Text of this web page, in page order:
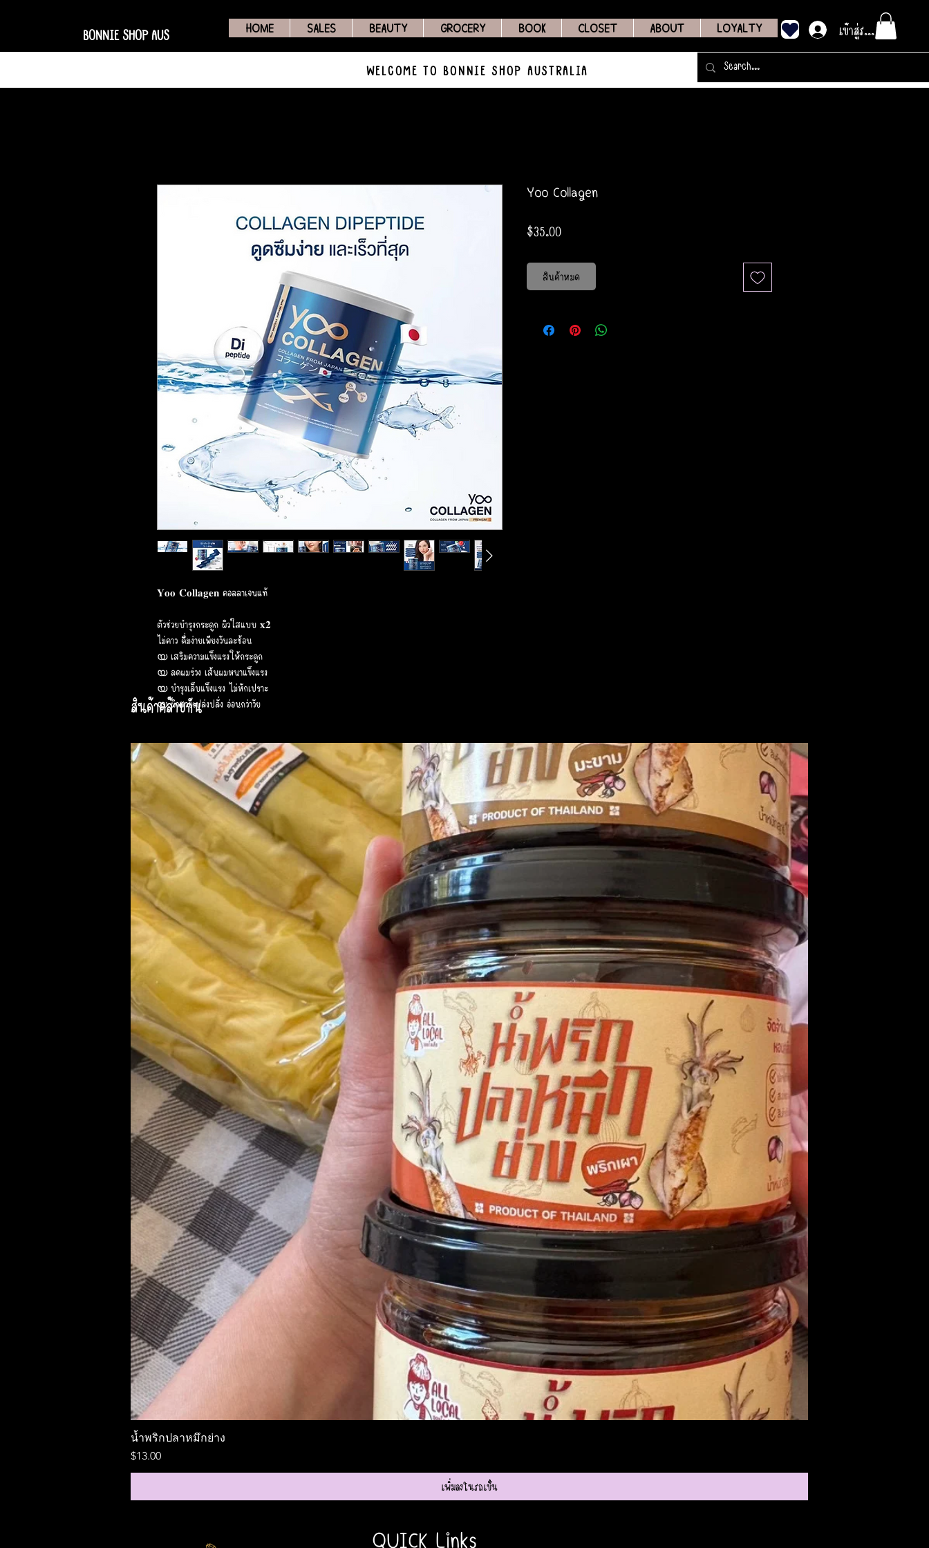
BONNIE SHOP AUS HOME SALES BEAUTY GROCERY BOOK CLOSET ABOUT LOYALTY เข้าสู่ระบบ
WELCOME TO BONNIE SHOP AUSTRALIA
𝐘𝐨𝐨 𝐂𝐨𝐥𝐥𝐚𝐠𝐞𝐧 คอลลาเจนแท้
ตัวช่วยบำรุงกระดูก ผิวใสแบบ 𝐱𝟐
ไม่คาว ดื่มง่ายเพียงวันละช้อน
യ เสริมความแข็งแรงให้กระดูก
യ ลดผมร่วง เส้นผมหนาแข็งแรง
യ บำรุงเล็บแข็งแรง ไม่หักเปราะ
യ ผิวสวยเปล่งปลั่ง อ่อนกว่าวัย
Yoo Collagen
$35.00ราคา
สินค้าหมด
สินค้าคล้ายกัน
น้ำพริกปลาหมึกย่าง
ราคา
$13.00
เพิ่มลงในรถเข็น
QUICK Links